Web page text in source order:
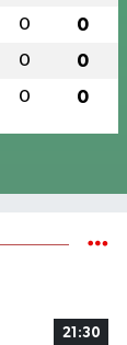
0 0
0 0
0 0
21:30